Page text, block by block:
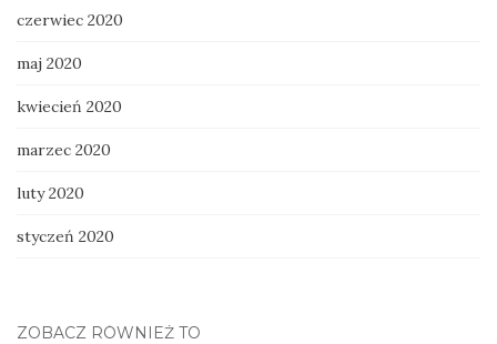
czerwiec 2020
maj 2020
kwiecień 2020
marzec 2020
luty 2020
styczeń 2020
ZOBACZ RÓWNIEŻ TO